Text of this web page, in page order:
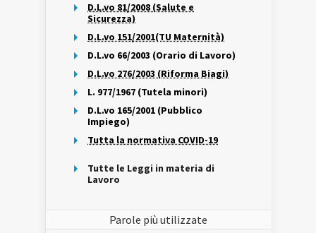
D.L.vo 81/2008 (Salute e
Sicurezza)
D.L.vo 151/2001(TU Maternità)
D.L.vo 66/2003 (Orario di Lavoro)
D.L.vo 276/2003 (Riforma Biagi)
L. 977/1967 (Tutela minori)
D.L.vo 165/2001 (Pubblico
Impiego)
Tutta la normativa COVID-19
Tutte le Leggi in materia di
Lavoro
Parole più utilizzate